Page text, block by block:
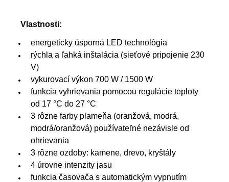
Vlastnosti:
energeticky úsporná LED technológia
rýchla a ľahká inštalácia (sieťové pripojenie 230
V)
vykurovací výkon 700 W / 1500 W
funkcia vyhrievania pomocou regulácie teploty
od 17 °C do 27 °C
3 rôzne farby plameňa (oranžová, modrá,
modrá/oranžová) používateľné nezávisle od
ohrievania
3 rôzne ozdoby: kamene, drevo, kryštály
4 úrovne intenzity jasu
funkcia časovača s automatickým vypnutím